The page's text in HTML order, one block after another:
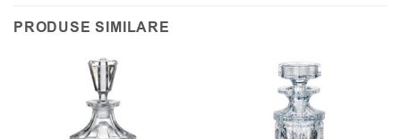
PRODUSE SIMILARE